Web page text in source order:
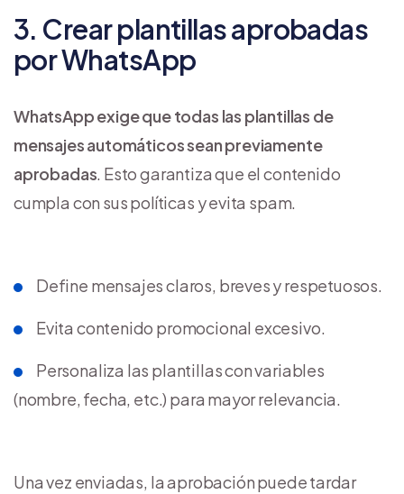
3. Crear plantillas aprobadas
por WhatsApp
WhatsApp exige que todas las plantillas de
mensajes automáticos sean previamente
aprobadas. Esto garantiza que el contenido
cumpla con sus políticas y evita spam.
Define mensajes claros, breves y respetuosos.
Evita contenido promocional excesivo.
Personaliza las plantillas con variables
(nombre, fecha, etc.) para mayor relevancia.
Una vez enviadas, la aprobación puede tardar